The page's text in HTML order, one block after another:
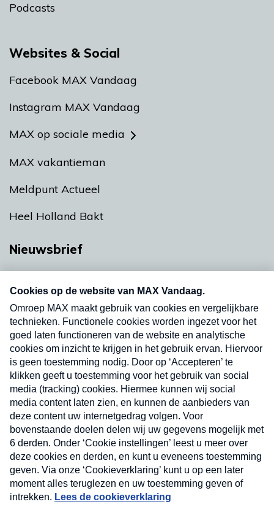
Podcasts
Websites & Social
Facebook MAX Vandaag
Instagram MAX Vandaag
MAX op sociale media
MAX vakantieman
Meldpunt Actueel
Heel Holland Bakt
Nieuwsbrief
nieuwsbrief. Elke vrijdag- en dinsdagochtend in
uw mailbox.
Verzend
Nieuwsbrief
Neem hier een gratis abonnement op onze
nieuwsbrief. Elke vrijdag- en dinsdagochtend in uw